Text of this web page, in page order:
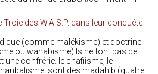
(comme malékisme) et doctrine
ou wahabisme)Ils ne font pas de
une confrérie. le chafiisme, le
sont des madahib (quatre